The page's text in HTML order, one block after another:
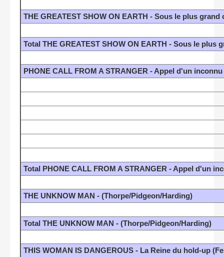
THE GREATEST SHOW ON EARTH - Sous le plus
Total THE GREATEST SHOW ON EARTH - Sous le
PHONE CALL FROM A STRANGER - Appel d'un
Total PHONE CALL FROM A STRANGER - Appel d'un
THE UNKNOW MAN - (Thorpe/Pidgeon/Harding)
Total THE UNKNOW MAN - (Thorpe/Pidgeon/Harding)
THIS WOMAN IS DANGEROUS - La Reine du hold-up